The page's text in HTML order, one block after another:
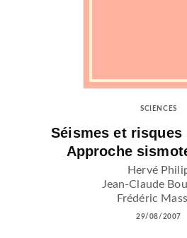
SCIENCES
Séismes et
Approche
Hervé
Jean-Claude
Frédéric
29/08/2007